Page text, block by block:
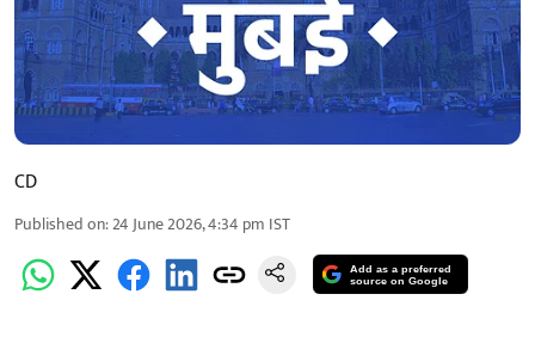
CD
Published on:24 June 2026, 4:34 pm IST
Add as a preferred
source on Google